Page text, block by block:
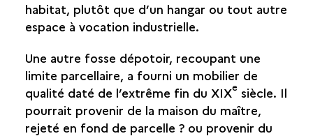
habitat, plutôt que d’un hangar ou tout autre
espace à vocation industrielle.
Une autre fosse dépotoir, recoupant une
limite parcellaire, a fourni un mobilier de
qualité daté de l’extrême fin du XIXe siècle. Il
pourrait provenir de la maison du maître,
rejeté en fond de parcelle ? ou provenir du